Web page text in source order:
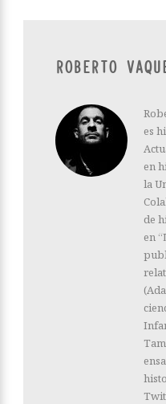
ROBERTO
es
en
la
de
en